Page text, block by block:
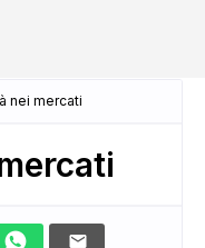
nei mercati